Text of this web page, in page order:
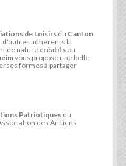
de Loisirs du Canton
d'autres adhérents la
de nature créatifs ou
vous propose une belle
formes à partager
Patriotiquesdu
des Anciens